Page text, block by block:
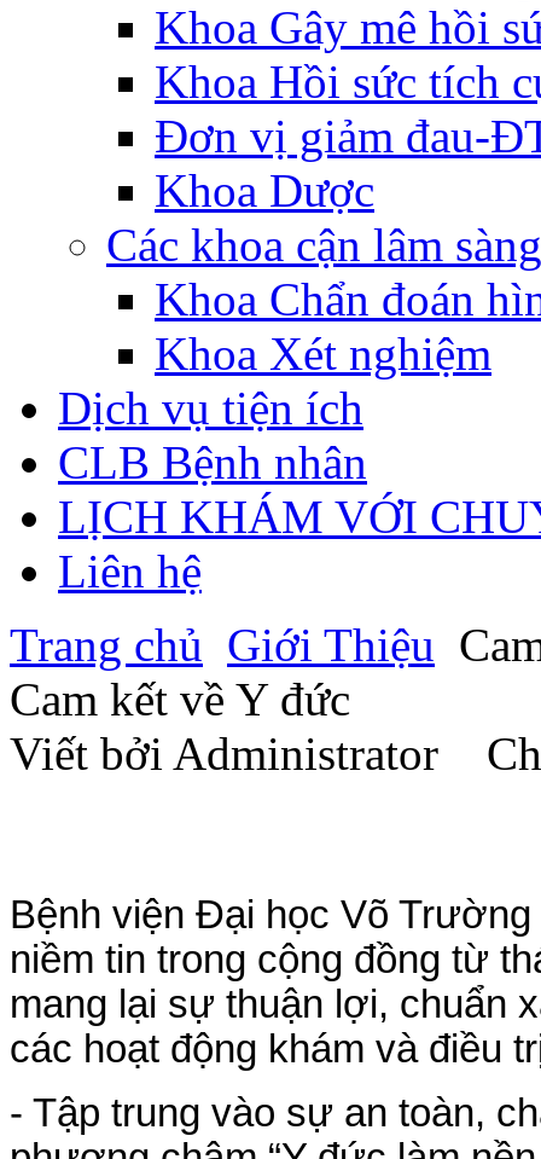
Khoa Gây mê hồi
Khoa Hồi sức tích
Đơn vị giảm đau-
Khoa Dược
Các khoa cận lâm sàng
Khoa Chẩn đoán
Khoa Xét nghiệm
Dịch vụ tiện ích
CLB Bệnh nhân
LỊCH KHÁM VỚI
Liên hệ
Trang chủ Giới Thiệu
Cam kết về Y đức
Viết bởi Administrator
Bệnh viện Đại học Võ
niềm tin trong cộng đồng từ
mang lại sự thuận lợi, chuẩn
các hoạt động khám và điều
- Tập trung vào sự an toàn,